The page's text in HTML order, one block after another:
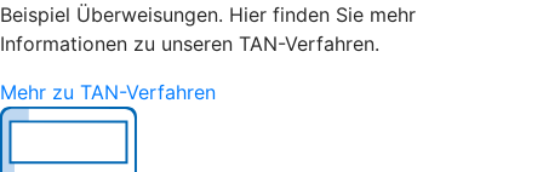
Beispiel Überweisungen. Hier finden Sie mehr
Informationen zu unseren TAN-Verfahren.
Mehr zu TAN-Verfahren